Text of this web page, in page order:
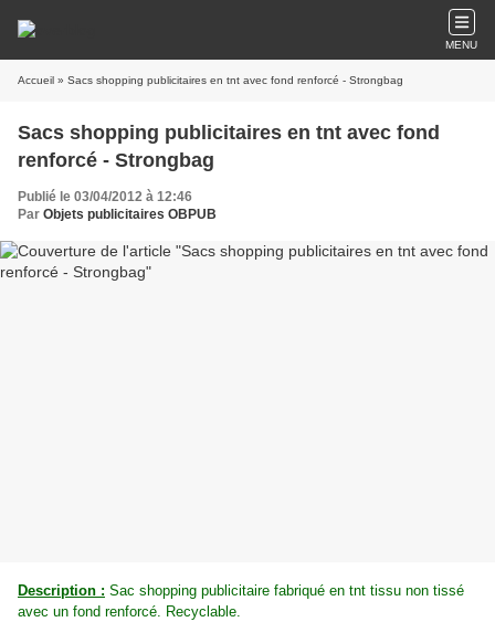
MENU
Accueil » Sacs shopping publicitaires en tnt avec fond renforcé - Strongbag
Sacs shopping publicitaires en tnt avec fond
renforcé - Strongbag
Publié le 03/04/2012 à 12:46
Par Objets publicitaires OBPUB
Description : Sac shopping publicitaire fabriqué en tnt tissu non tissé
avec un fond renforcé. Recyclable.